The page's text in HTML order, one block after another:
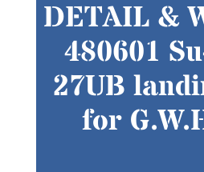
DETAIL &
480601
27UB
for